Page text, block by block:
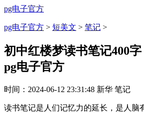
pg电子官方
pg电子官方 > 短美文 > 笔记 >
初中红楼梦读书笔记400
pg电子官方
时间： 2024-06-12 23:31:48 新华 笔记
读书笔记是人们记忆力的延长，是人脑